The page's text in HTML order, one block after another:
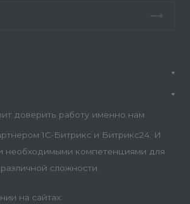
доверить работу именно нам
1С-Битрикс и Битрикс24. И
необходимыми компетенциями для
сложности.
на сайтах: